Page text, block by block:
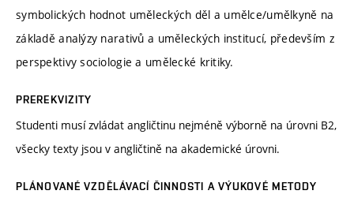
symbolických hodnot uměleckých děl a umělce/umělkyně na
základě analýzy narativů a uměleckých institucí, především z
perspektivy sociologie a umělecké kritiky.
PREREKVIZITY
Studenti musí zvládat angličtinu nejméně výborně na úrovni B2,
všecky texty jsou v angličtině na akademické úrovni.
PLÁNOVANÉ VZDĚLÁVACÍ ČINNOSTI A VÝUKOVÉ METODY